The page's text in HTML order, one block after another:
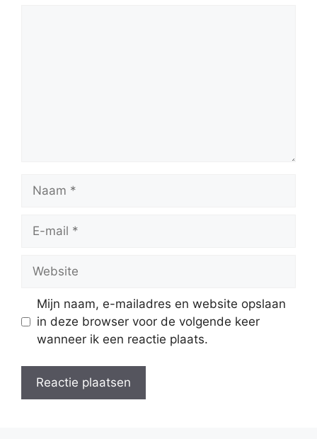
mail
Mijn naam, e-mailadres en website opslaan
in deze browser voor de volgende keer
wanneer ik een reactie plaats.